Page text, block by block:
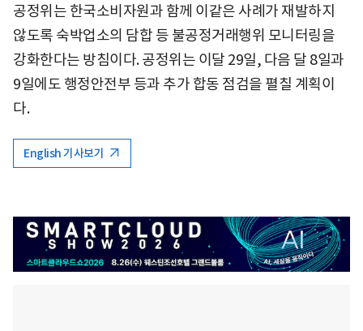
공정위는 한국소비자원과 함께 이같은 사례가 재발하지
않도록 숙박업소의 담합 등 불공정거래행위 모니터링을
강화한다는 방침이다. 공정위는 이달 29일, 다음 달 8일과
9일에도 행정안전부 등과 추가 합동 점검을 펼칠 계획이
다.
English 기사보기